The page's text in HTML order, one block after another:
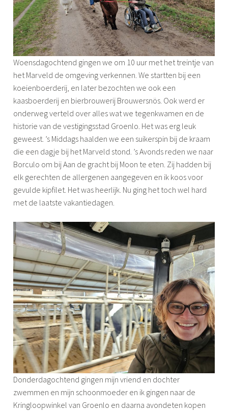
Woensdagochtend gingen we om 10 uur met het treintje van
het Marveld de omgeving verkennen. We startten bij een
koeienboerderij, en later bezochten we ook een
kaasboerderij en bierbrouwerij Brouwersnös. Ook werd er
onderweg verteld over alles wat we tegenkwamen en de
historie van de vestigingsstad Groenlo. Het was erg leuk
geweest. ’s Middags haalden we een suikerspin bij de kraam
die een dagje bij het Marveld stond. ’s Avonds reden we naar
Borculo om bij Aan de gracht bij Moon te eten. Zij hadden bij
elk gerechten de allergenen aangegeven en ik koos voor
gevulde kipfilet. Het was heerlijk. Nu ging het toch wel hard
met de laatste vakantiedagen.
Donderdagochtend gingen mijn vriend en dochter
zwemmen en mijn schoonmoeder en ik gingen naar de
Kringloopwinkel van Groenlo en daarna avondeten kopen